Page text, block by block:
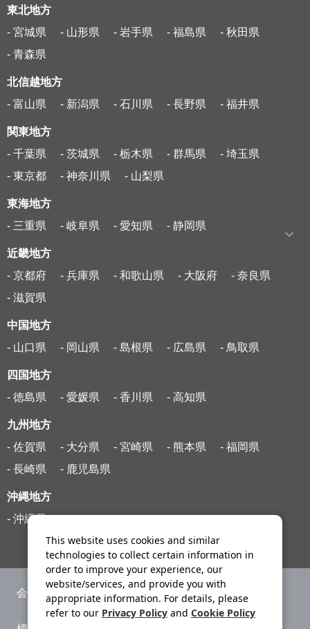
東北地方
- 宮城県
- 山形県 - 岩手県 - 福島県
- 秋田県
- 青森県
北信越地方
- 富山県
- 新潟県 - 石川県 - 長野県 - 福井県
関東地方
- 千葉県
- 茨城県 - 栃木県 - 群馬県
- 埼玉県
- 東京都
- 神奈川県 - 山梨県
東海地方
- 三重県
- 岐阜県 - 愛知県 - 静岡県
近畿地方
- 京都府
- 兵庫県 - 和歌山県 - 大阪府
- 奈良県
- 滋賀県
中国地方
- 山口県
- 岡山県 - 島根県 - 広島県 - 鳥取県
四国地方
- 徳島県
- 愛媛県 - 香川県 - 高知県
九州地方
- 佐賀県
- 大分県 - 宮崎県 - 熊本県
- 福岡県
- 長崎県
- 鹿児島県
沖縄地方
- 沖縄県
会社案内 ニュースリリース
This website uses cookies and similar
technologies to collect certain information in
order to improve your experience, our
website/services, and provide you with
appropriate information. For details, please
refer to our Privacy Policy and Cookie Policy